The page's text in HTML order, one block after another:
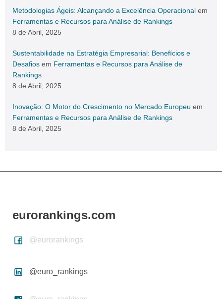
Metodologias Ágeis: Alcançando a Excelência Operacional em
Ferramentas e Recursos para Análise de Rankings
8 de Abril, 2025
Sustentabilidade na Estratégia Empresarial: Benefícios e
Desafios em Ferramentas e Recursos para Análise de
Rankings
8 de Abril, 2025
Inovação: O Motor do Crescimento no Mercado Europeu em
Ferramentas e Recursos para Análise de Rankings
8 de Abril, 2025
eurorankings.com
@eurorankings
@euro_rankings